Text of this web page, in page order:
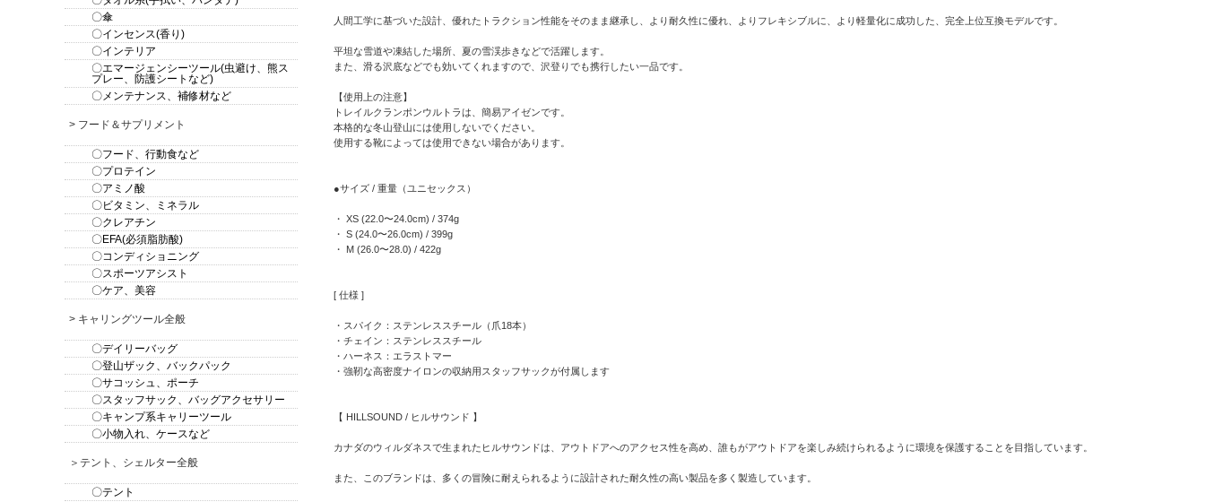
人間工学に基づいた設計、優れたトラクション性能をそのまま継承し、より耐久性に優れ、よりフレキシブルに、より軽量化に成功した、完全上位互換モデルです。
平坦な雪道や凍結した場所、夏の雪渓歩きなどで活躍します。
また、滑る沢底などでも効いてくれますので、沢登りでも携行したい一品です。
【使用上の注意】
トレイルクランポンウルトラは、簡易アイゼンです。
本格的な冬山登山には使用しないでください。
使用する靴によっては使用できない場合があります。
●サイズ / 重量（ユニセックス）
・ XS (22.0〜24.0cm) / 374g
・ S (24.0〜26.0cm) / 399g
・ M (26.0〜28.0) / 422g
[ 仕様 ]
・スパイク：ステンレススチール（爪18本）
・チェイン：ステンレススチール
・ハーネス：エラストマー
・強靭な高密度ナイロンの収納用スタッフサックが付属します
【 HILLSOUND / ヒルサウンド 】
カナダのウィルダネスで生まれたヒルサウンドは、アウトドアへのアクセス性を高め、誰もがアウトドアを楽しみ続けられるように環境を保護することを目指しています。
また、このブランドは、多くの冒険に耐えられるように設計された耐久性の高い製品を多く製造しています。
〇傘
〇インセンス(香り)
〇インテリア
〇エマージェンシーツール(虫避け、熊ス
プレー、防護シートなど)
〇メンテナンス、補修材など
> フード＆サプリメント
〇フード、行動食など
〇プロテイン
〇アミノ酸
〇ビタミン、ミネラル
〇クレアチン
〇EFA(必須脂肪酸)
〇コンディショニング
〇スポーツアシスト
〇ケア、美容
> キャリングツール全般
〇デイリーバッグ
〇登山ザック、バックパック
〇サコッシュ、ポーチ
〇スタッフサック、バッグアクセサリー
〇キャンプ系キャリーツール
〇小物入れ、ケースなど
＞テント、シェルター全般
〇テント